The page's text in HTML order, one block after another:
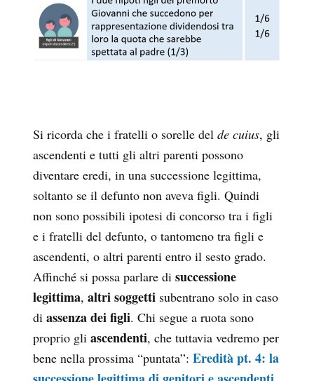
Si ricorda che i fratelli o sorelle del de cuius, gli
ascendenti e tutti gli altri parenti possono
diventare eredi, in una successione legittima,
soltanto se il defunto non aveva figli. Quindi
non sono possibili ipotesi di concorso tra i figli
e i fratelli del defunto, o tantomeno tra figli e
ascendenti, o altri parenti entro il sesto grado.
Affinché si possa parlare di successione
legittima, altri soggetti subentrano solo in caso
di assenza dei figli. Chi segue a ruota sono
proprio gli ascendenti, che tuttavia vedremo per
bene nella prossima “puntata”: Eredità pt. 4: la